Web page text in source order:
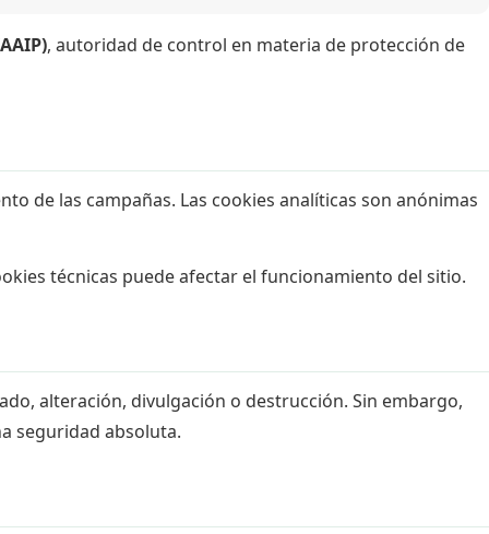
, autoridad de control en materia de protección de
de las campañas. Las cookies analíticas son anónimas
técnicas puede afectar el funcionamiento del sitio.
alteración, divulgación o destrucción. Sin embargo,
seguridad absoluta.